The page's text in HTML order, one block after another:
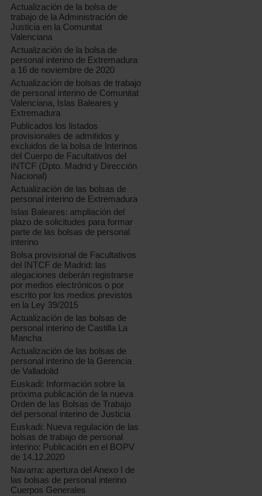
Actualización de la bolsa de
trabajo de la Administración de
Justicia en la Comunitat
Valenciana
Actualización de la bolsa de
personal interino de Extremadura
a 16 de noviembre de 2020
Actualización de bolsas de trabajo
de personal interino de Comunitat
Valenciana, Islas Baleares y
Extremadura
Publicados los listados
provisionales de admitidos y
excluidos de la bolsa de Interinos
del Cuerpo de Facultativos del
INTCF (Dpto. Madrid y Dirección
Nacional)
Actualización de las bolsas de
personal interino de Extremadura
Islas Baleares: ampliación del
plazo de solicitudes para formar
parte de las bolsas de personal
interino
Bolsa provisional de Facultativos
del INTCF de Madrid: las
alegaciones deberán registrarse
por medios electrónicos o por
escrito por los medios previstos
en la Ley 39/2015
Actualización de las bolsas de
personal interino de Castilla La
Mancha
Actualización de las bolsas de
personal interino de la Gerencia
de Valladolid
Euskadi: Información sobre la
próxima publicación de la nueva
Orden de las Bolsas de Trabajo
del personal interino de Justicia
Euskadi: Nueva regulación de las
bolsas de trabajo de personal
interino: Publicación en el BOPV
de 14.12.2020
Navarra: apertura del Anexo I de
las bolsas de personal interino
Cuerpos Generales